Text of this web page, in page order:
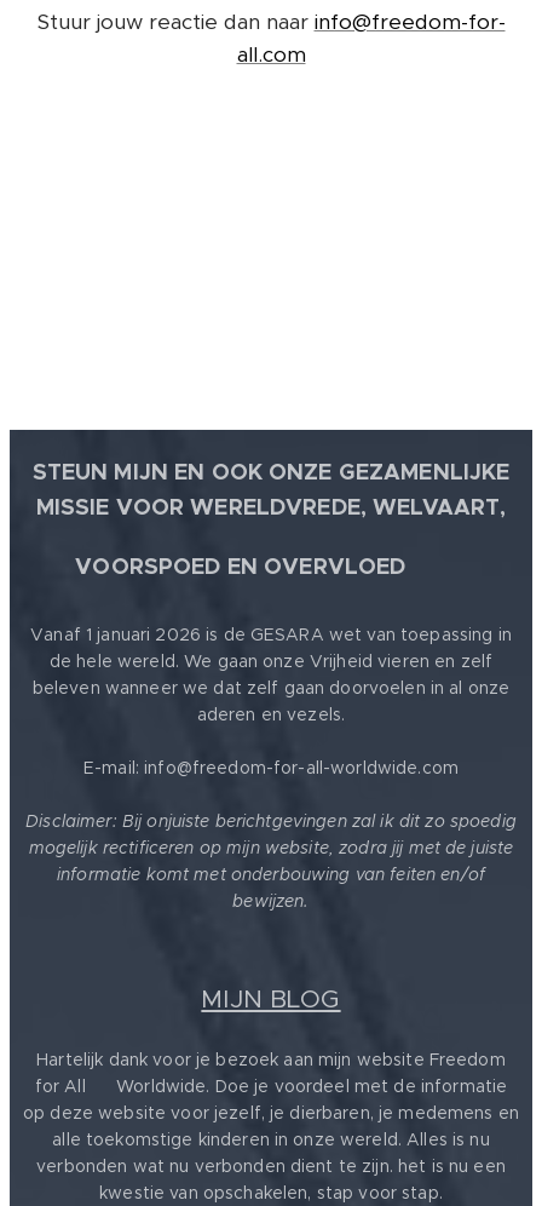
Stuur jouw reactie dan naar info@freedom-for-
all.com
STEUN MIJN EN OOK ONZE GEZAMENLIJKE
MISSIE VOOR WERELDVREDE, WELVAART,
VOORSPOED EN OVERVLOED
Vanaf 1 januari 2026 is de GESARA wet van toepassing in
de hele wereld. We gaan onze Vrijheid vieren en zelf
beleven wanneer we dat zelf gaan doorvoelen in al onze
aderen en vezels.
E-mail: info@freedom-for-all-worldwide.com
Disclaimer: Bij onjuiste berichtgevingen zal ik dit zo spoedig
mogelijk rectificeren op mijn website, zodra jij met de juiste
informatie komt met onderbouwing van feiten en/of
bewijzen.
MIJN BLOG
Hartelijk dank voor je bezoek aan mijn website Freedom
for All ❤️ Worldwide. Doe je voordeel met de informatie
op deze website voor jezelf, je dierbaren, je medemens en
alle toekomstige kinderen in onze wereld. Alles is nu
verbonden wat nu verbonden dient te zijn. het is nu een
kwestie van opschakelen, stap voor stap.